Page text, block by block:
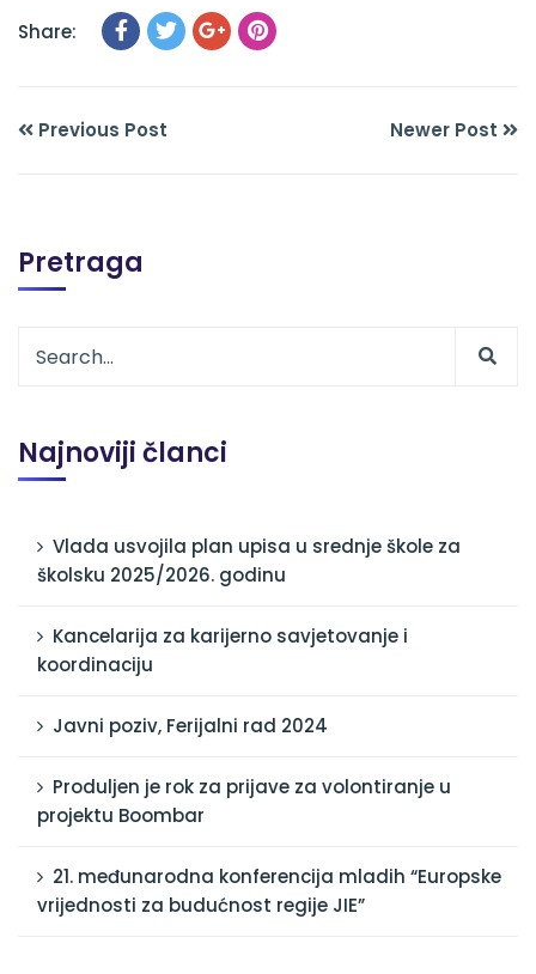
Share:
Previous Post Newer Post
Pretraga
Najnoviji članci
Vlada usvojila plan upisa u srednje škole za
školsku 2025/2026. godinu
Kancelarija za karijerno savjetovanje i
koordinaciju
Javni poziv, Ferijalni rad 2024
Produljen je rok za prijave za volontiranje u
projektu Boombar
21. međunarodna konferencija mladih “Europske
vrijednosti za budućnost regije JIE”